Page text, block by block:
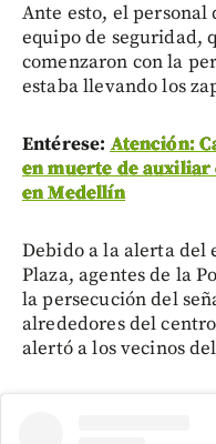
Ante esto, el
equipo de seguridad,
comenzaron con la
estaba llevando los
Entérese: Atención:
en muerte de auxiliar
en Medellín
Debido a la alerta del
Plaza, agentes de la
la persecución del
alrededores del
alertó a los vecinos